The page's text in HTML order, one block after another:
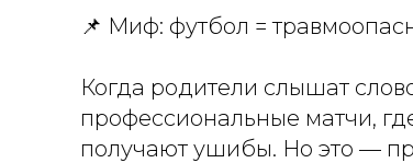
📌 Миф: футбол =
Когда родители слышат
профессиональные матчи,
получают ушибы. Но это —